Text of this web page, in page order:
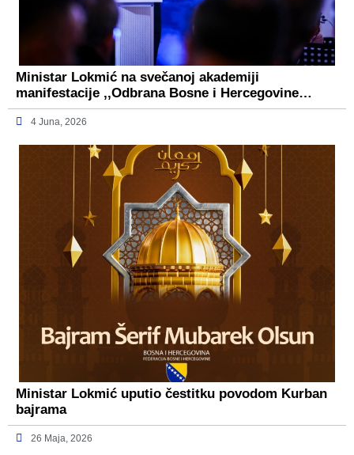
Ministar Lokmić na svečanoj akademiji
manifestacije ,,Odbrana Bosne i Hercegovine…
4 Juna, 2026
Ministar Lokmić uputio čestitku povodom Kurban
bajrama
26 Maja, 2026